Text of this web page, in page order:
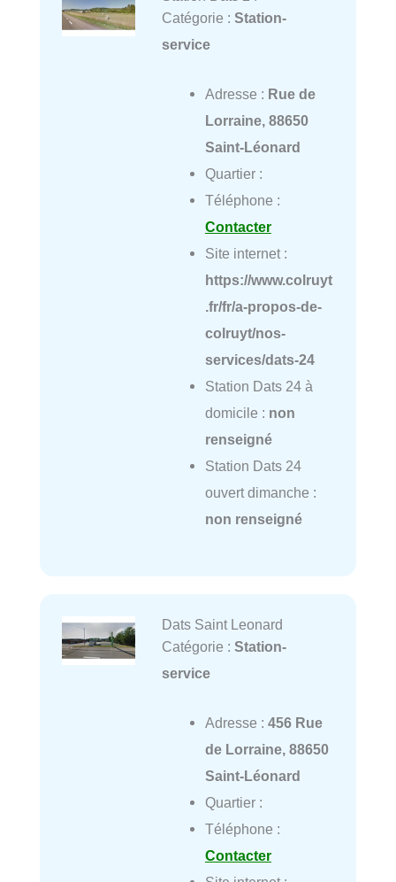
Catégorie : Station-
service
Adresse : Rue de
Lorraine, 88650
Saint-Léonard
Quartier :
Téléphone :
Contacter
Site internet :
https://www.colruyt
.fr/fr/a-propos-de-
colruyt/nos-
services/dats-24
Station Dats 24 à
domicile : non
renseigné
Station Dats 24
ouvert dimanche :
non renseigné
Dats Saint Leonard
Catégorie : Station-
service
Adresse : 456 Rue
de Lorraine, 88650
Saint-Léonard
Quartier :
Téléphone :
Contacter